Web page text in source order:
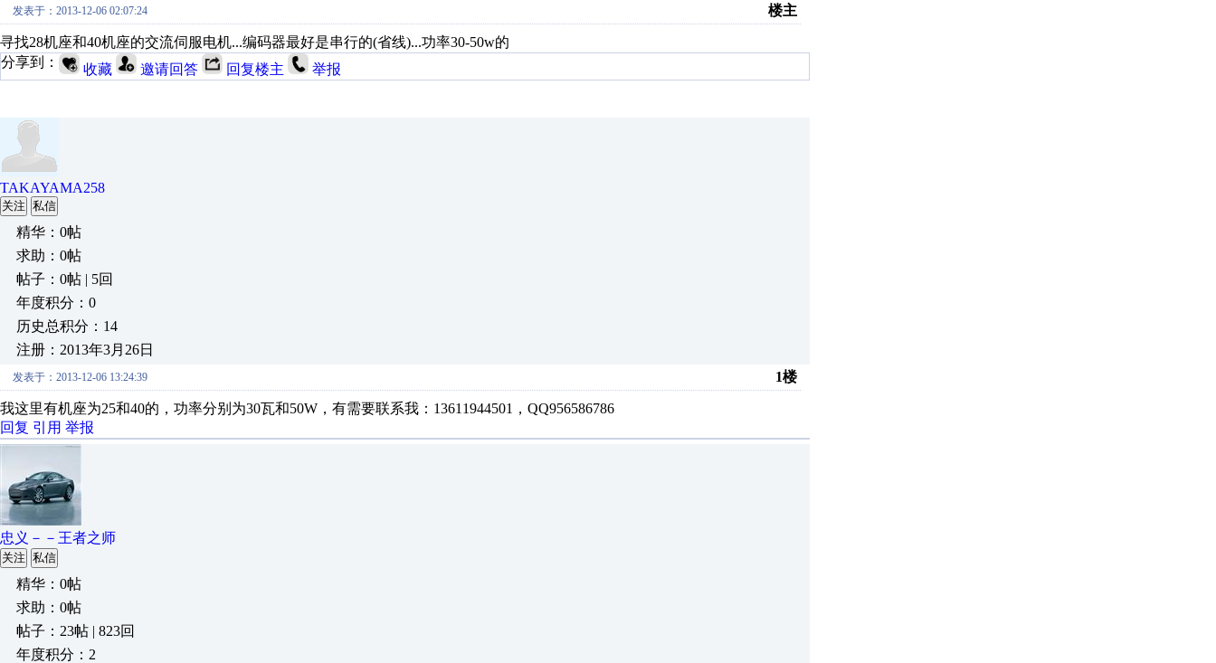
发表于：2013-12-06 02:07:24 楼主
寻找28机座和40机座的交流伺服电机...编码器最好是串行的(省线)...功率30-50w的
分享到：
收藏 邀请回答 回复楼主 举报
TAKAYAMA258
关注 私信
精华：0帖
求助：0帖
帖子：0帖 | 5回
年度积分：0
历史总积分：14
注册：2013年3月26日
发表于：2013-12-06 13:24:39 1楼
我这里有机座为25和40的，功率分别为30瓦和50W，有需要联系我：13611944501，QQ956586786
回复 引用 举报
忠义－－王者之师
关注 私信
精华：0帖
求助：0帖
帖子：23帖 | 823回
年度积分：2